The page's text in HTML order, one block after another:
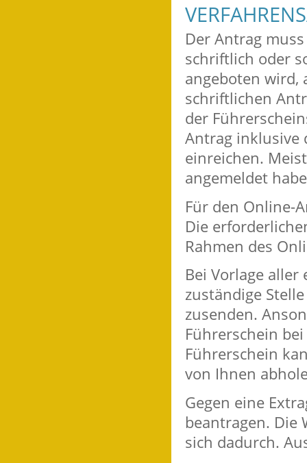
Der Antrag
schriftlich oder
angeboten wird,
schriftlichen
der
Antrag inklusive
einreichen.
angemeldet
Für den Online-
Die
Rahmen des
Bei Vorlage
zuständige
zusenden.
Führerschein
Führerschein
von Ihnen
Gegen eine
beantragen. Die
sich dadurch.